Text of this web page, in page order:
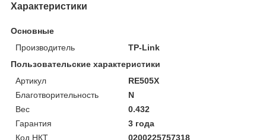
Характеристики
Основные
Производитель
TP-Link
Пользовательские характеристики
Артикул
RE505X
Благотворительность
N
Вес
0.432
Гарантия
3 года
Код НКТ
0200225757318